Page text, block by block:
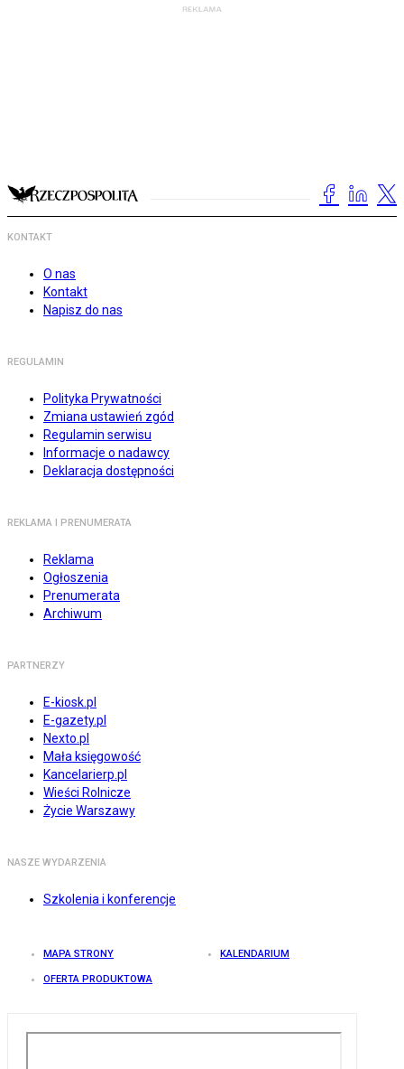
KONTAKT
O nas
Kontakt
Napisz do nas
REGULAMIN
Polityka Prywatności
Zmiana ustawień zgód
Regulamin serwisu
Informacje o nadawcy
Deklaracja dostępności
REKLAMA I PRENUMERATA
Reklama
Ogłoszenia
Prenumerata
Archiwum
PARTNERZY
E-kiosk.pl
E-gazety.pl
Nexto.pl
Mała księgowość
Kancelarierp.pl
Wieści Rolnicze
Życie Warszawy
NASZE WYDARZENIA
Szkolenia i konferencje
MAPA STRONY KALENDARIUM
OFERTA PRODUKTOWA